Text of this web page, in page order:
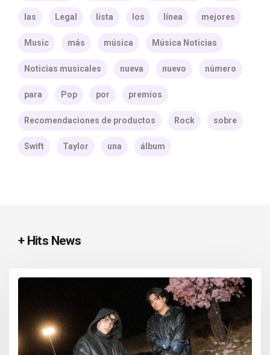
las Legal lista los línea mejores
Music más música Música Noticias
Noticias musicales nueva nuevo número
para Pop por premios
Recomendaciones de productos Rock sobre
Swift Taylor una álbum
+ Hits News